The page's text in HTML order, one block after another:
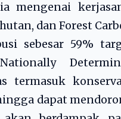
mengenai
dan Forest
sebesar 59%
termasuk
dapat